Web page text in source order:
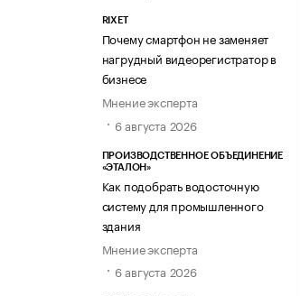
RIXET
Почему смартфон не заменяет
нагрудный видеорегистратор в
бизнесе
Мнение эксперта
6 августа 2026
ПРОИЗВОДСТВЕННОЕ ОБЪЕДИНЕНИЕ
«ЭТАЛОН»
Как подобрать водосточную
систему для промышленного
здания
Мнение эксперта
6 августа 2026